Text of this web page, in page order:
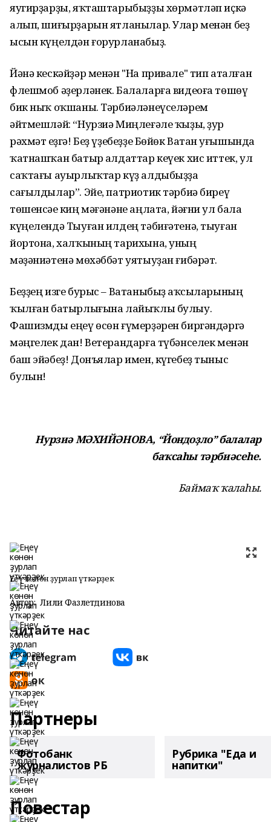
яугирҙарҙы, яҡташтарыбыҙҙы хөрмәтләп иҫкә
алып, шиғырҙарын ятланылар. Улар менән беҙ
ысын күңелдән ғорурланабыҙ.
Йәнә кескәйҙәр менән "На привале" тип аталған
флешмоб әҙерләнек. Балаларға видеоға төшөү
бик ныҡ оҡшаны. Тәрбиәләнеүселәрем
әйтмешләй: “Нурзиә Миңлеғәле ҡыҙы, ҙур
рәхмәт һеҙгә! Беҙ үҙебеҙҙе Бөйөк Ватан һуғышында
ҡатнашҡан батыр һалдаттар кеүек хис иттек, ул
саҡтағы ауырлыҡтар күҙ алдыбыҙҙа
сағылдылар”. Эйе, патриотик тәрбиә биреү
төшенсәһе киң мәғәнәне аңлата, йәғни ул бала
күңелендә Тыуған илдең тәбиғәтенә, тыуған
йортона, халҡының тарихына, уның
мәҙәниәтенә мөхәббәт уятыуҙан ғибәрәт.
Беҙҙең изге бурыс – Ватаныбыҙ һаҡсыларының
ҡылған батырлығына лайыҡлы булыу.
Фашизмды еңеү өсөн ғүмерҙәрен биргәндәргә
мәңгелек дан! Ветерандарға түбәнселек менән
баш эйәбеҙ! Донъялар имен, күгебеҙ тыныс
булһын!
Нурзиә МӘХИЙӘНОВА, “Йондоҙло” балалар
баҡсаһы тәрбиәсеһе.
Баймаҡ ҡалаһы.
Еңеү көнөн ҙурлап үткәрҙек
Автор: Лилиә Фазлетдинова
Читайте нас
Партнеры
Фотобанк
журналистов РБ
Рубрика "Еда и
напитки"
Повестар